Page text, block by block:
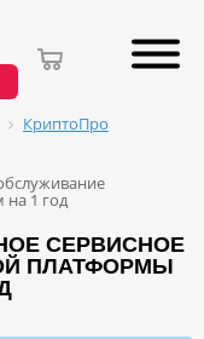
КриптоПро
на 1 год
СЕРВИСНОЕ
ПЛАТФОРМЫ